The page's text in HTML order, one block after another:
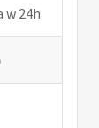
w 24h